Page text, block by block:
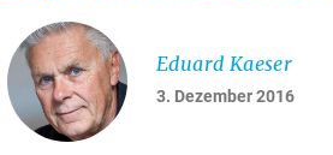
3. Dezember 2016
Eduard Kaeser